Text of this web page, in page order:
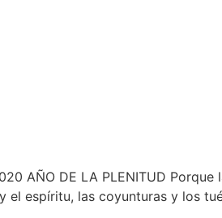
AÑO DE LA PLENITUD
espíritu, las coyunturas y los